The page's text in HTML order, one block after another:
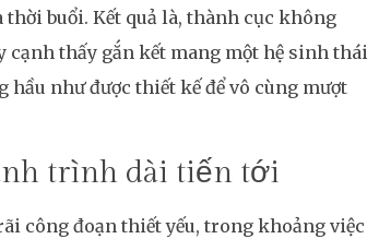
buổi. Kết quả là, thành cục không
cạnh thấy gắn kết mang một hệ sinh thái
như được thiết kế để vô cùng mượt
trình dài tiến tới
công đoạn thiết yếu, trong khoảng việc